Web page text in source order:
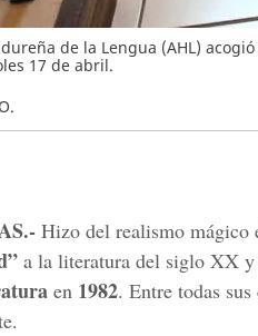
de la Lengua (AHL)
17 de abril.
Hizo del realismo mágico
a la literatura del siglo XX
en 1982. Entre todas